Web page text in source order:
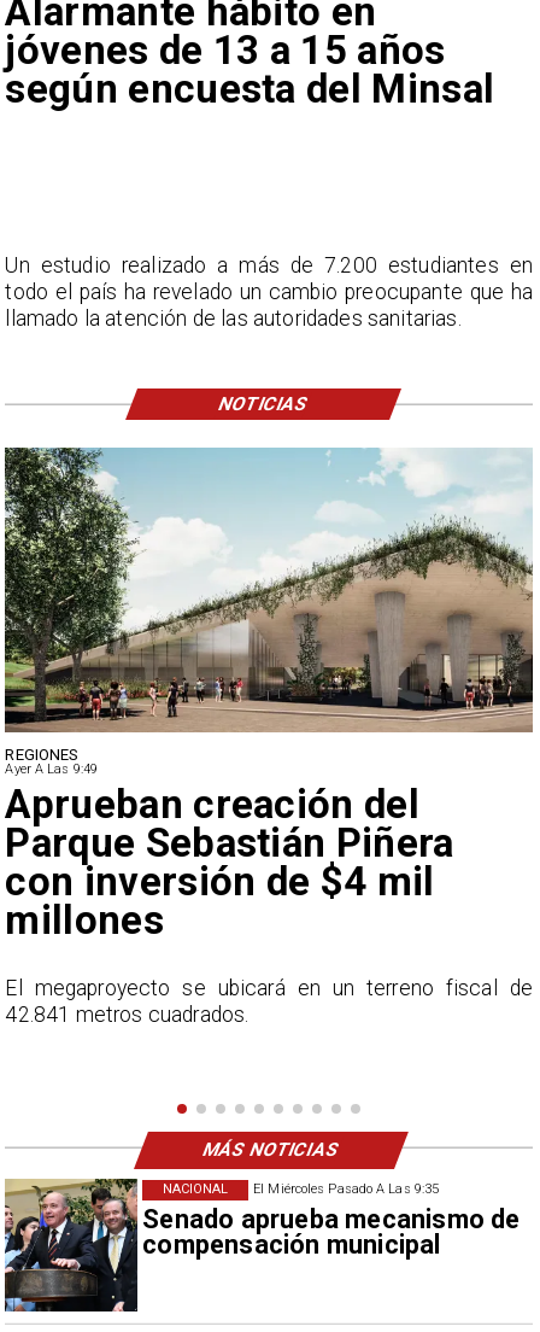
El Miércoles Pasado A Las 9:35
Senado aprueba mecanismo de
compensación municipal
NACIONAL
DEPORTES
Ayer A Las 9:49
Claudio Bravo baja la
euforia sobre fichaje de
Vozinha
En el programa ESPN F90 Chile, Claudio Bravo ofrece
una visión más moderada sobre las expectativas del
Alarmante hábito en
jóvenes de 13 a 15 años
según encuesta del Minsal
Un estudio realizado a más de 7.200 estudiantes en
todo el país ha revelado un cambio preocupante que ha
llamado la atención de las autoridades sanitarias.
NOTICIAS
MÁS NOTICIAS